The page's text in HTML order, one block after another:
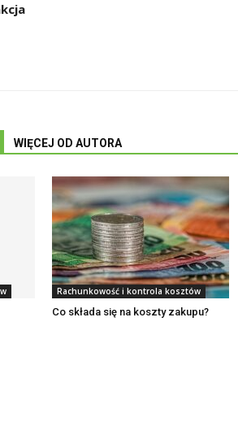
WIĘCEJ OD AUTORA
Rachunkowość i kontrola kosztów
Co składa się na koszty zakupu?